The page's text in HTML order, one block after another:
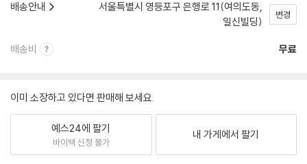
배송안내
서울특별시 영등포구 은행로 11(여의도동,
일신빌딩)
변경
배송비 무료
이미 소장하고 있다면 판매해 보세요.
예스24에 팔기
바이백 신청 불가
내 가게에서 팔기